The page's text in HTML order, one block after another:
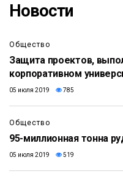
Новости
Общество
Защита проектов,
корпоративном
05 июля 2019 785
Общество
95-миллионная тонна
05 июля 2019 519